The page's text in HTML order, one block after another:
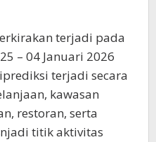
terjadi pada
– 04 Januari 2026
terjadi secara
kawasan
restoran, serta
titik aktivitas